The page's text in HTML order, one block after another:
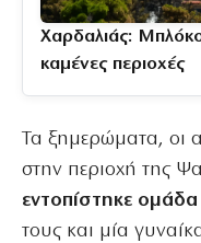
Χαρδαλιάς:
καμένες περιοχές
Τα ξημερώματα, οι
στην περιοχή της
εντοπίστηκε
τους και μία